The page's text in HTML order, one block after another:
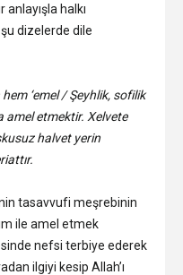
anlayışla halkı
şu dizelerde dile
‘emel / Şeyhlik, sofilik
amel etmektir. Xelvete
halvet yerin
tasavvufi meşrebinin
ile amel etmek
nefsi terbiye ederek
ilgiyi kesip Allah’ı